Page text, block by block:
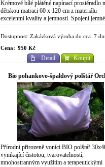
Krémově bílé plátěné napínací prostěradlo
dětskou matraci 60 x 120 cm z materiálu
excelentní kvality a jemnosti. Spojení
Dostupnost: Zakázková výroba do cca. 7
Cena: 950 Kč
Detail Koupit
Bio pohankovo-špaldový polštář
Přírodní přirozeně vonící BIO polštář
vynikající čistotou, tvarovatelností,
mnohostranným využitím a terapeutickými